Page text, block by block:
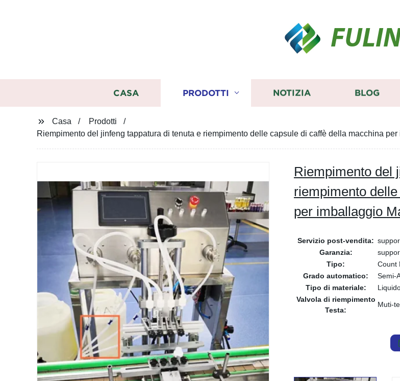
CASA PRODOTTI NOTIZIA BLOG
Casa
Prodotti
Riempimento del jinfeng tappatura di tenuta e riempimento delle capsule di caffè della macchina
Riempimento del
riempimento
per imballaggio
Servizio post-vendita:
Garanzia:
Tipo:
Count
Grado automatico:
Semi-
Tipo di materiale:
Valvola di riempimento
Testa:
Muti-